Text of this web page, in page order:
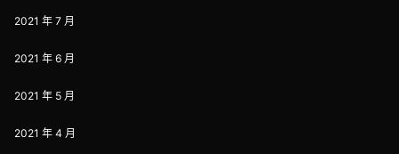
2021 年 7 月
2021 年 6 月
2021 年 5 月
2021 年 4 月